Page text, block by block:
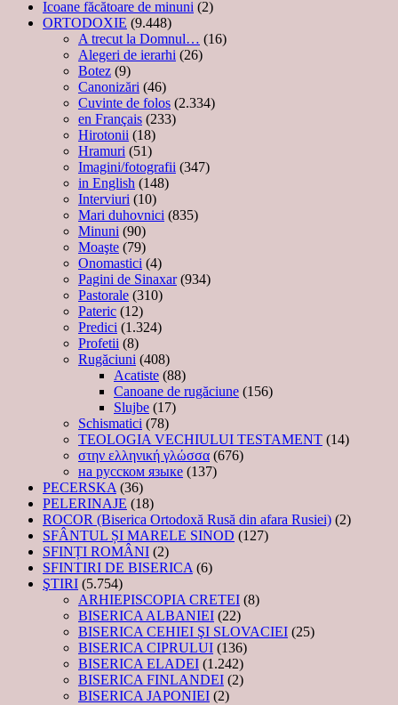
Icoane făcătoare de minuni (2)
ORTODOXIE (9.448)
A trecut la Domnul… (16)
Alegeri de ierarhi (26)
Botez (9)
Canonizări (46)
Cuvinte de folos (2.334)
en Français (233)
Hirotonii (18)
Hramuri (51)
Imagini/fotografii (347)
in English (148)
Interviuri (10)
Mari duhovnici (835)
Minuni (90)
Moaşte (79)
Onomastici (4)
Pagini de Sinaxar(934)
Pastorale (310)
Pateric (12)
Predici (1.324)
Profetii (8)
Rugăciuni (408)
Acatiste (88)
Canoane de rugăciune (156)
Slujbe (17)
Schismatici (78)
TEOLOGIA VECHIULUI TESTAMENT (14)
στην ελληνική γλώσσα (676)
на русском языке (137)
PECERSKA (36)
PELERINAJE (18)
ROCOR (Biserica Ortodoxă Rusă din afara Rusiei) (2)
SFÂNTUL ȘI MARELE SINOD (127)
SFINȚI ROMÂNI (2)
SFINTIRI DE BISERICA (6)
ŞTIRI (5.754)
ARHIEPISCOPIA CRETEI (8)
BISERICA ALBANIEI (22)
BISERICA CEHIEI ŞI SLOVACIEI (25)
BISERICA CIPRULUI (136)
BISERICA ELADEI (1.242)
BISERICA FINLANDEI (2)
BISERICA JAPONIEI (2)